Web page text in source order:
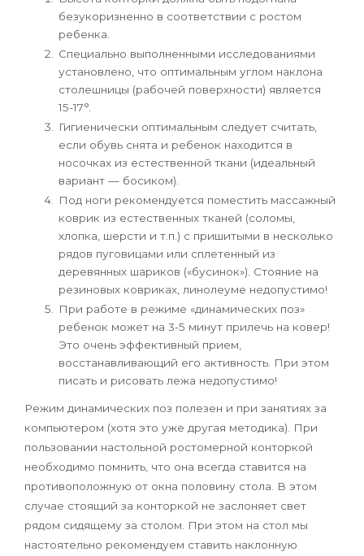
безукоризненно в соответствии с ростом
ребенка.
Специально выполненными исследованиями
установлено, что оптимальным углом наклона
столешницы (рабочей поверхности) является
15-17°.
Гигиенически оптимальным следует считать,
если обувь снята и ребенок находится в
носочках из естественной ткани (идеальный
вариант — босиком).
Под ноги рекомендуется поместить массажный
коврик из естественных тканей (соломы,
хлопка, шерсти и т.п.) с пришитыми в несколько
рядов пуговицами или сплетенный из
деревянных шариков («бусинок»). Стояние на
резиновых ковриках, линолеуме недопустимо!
При работе в режиме «динамических поз»
ребенок может на 3-5 минут прилечь на ковер!
Это очень эффективный прием,
восстанавливающий его активность. При этом
писать и рисовать лежа недопустимо!
Режим динамических поз полезен и при занятиях за
компьютером (хотя это уже другая методика). При
пользовании настольной ростомерной конторкой
необходимо помнить, что она всегда ставится на
противоположную от окна половину стола. В этом
случае стоящий за конторкой не заслоняет свет
рядом сидящему за столом. При этом на стол мы
настоятельно рекомендуем ставить наклонную